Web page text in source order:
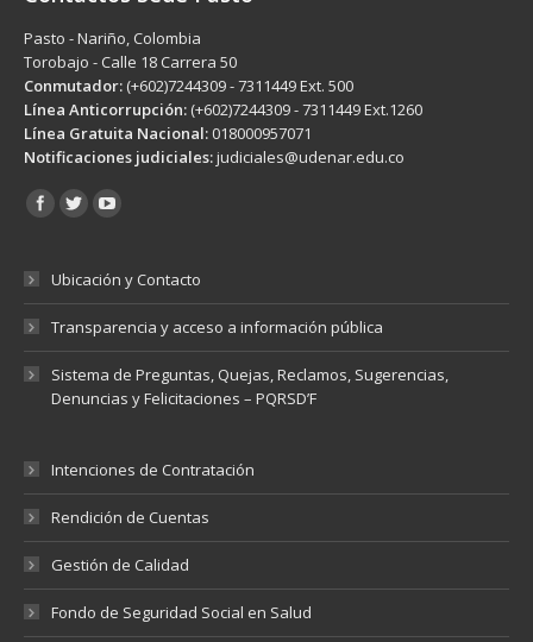
Pasto - Nariño, Colombia
Torobajo - Calle 18 Carrera 50
Conmutador: (+602)7244309 - 7311449 Ext. 500
Línea Anticorrupción: (+602)7244309 - 7311449 Ext.1260
Línea Gratuita Nacional: 018000957071
Notificaciones judiciales:judiciales@udenar.edu.co
Encuéntranos en:
Ubicación y Contacto
Transparencia y acceso a información pública
Sistema de Preguntas, Quejas, Reclamos, Sugerencias,
Denuncias y Felicitaciones – PQRSD’F
Intenciones de Contratación
Rendición de Cuentas
Gestión de Calidad
Fondo de Seguridad Social en Salud